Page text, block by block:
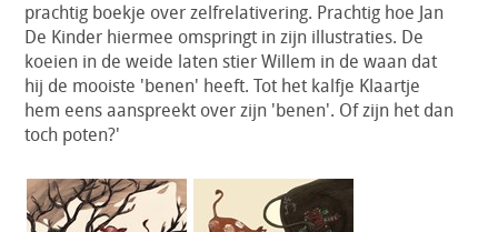
prachtig boekje over zelfrelativering. Prachtig hoe Jan
De Kinder hiermee omspringt in zijn illustraties. De
koeien in de weide laten stier Willem in de waan dat
hij de mooiste 'benen' heeft. Tot het kalfje Klaartje
hem eens aanspreekt over zijn 'benen'. Of zijn het dan
toch poten?'